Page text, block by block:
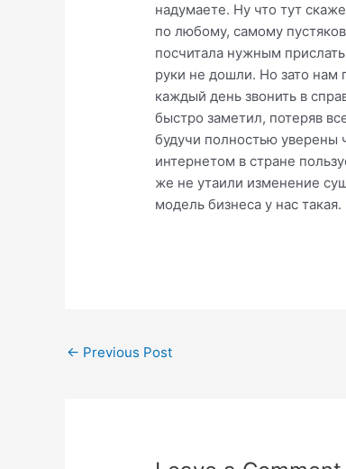
надумаете. Ну что тут
по любому, самому
посчитала нужным
руки не дошли. Но зато нам
каждый день звонить в
быстро заметил, потеряв
будучи полностью уверены
интернетом в стране
же не утаили изменение
модель бизнеса у нас
Post
← Previous Post